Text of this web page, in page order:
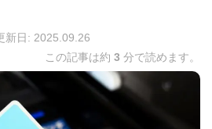
新日: 2025.09.26
この記事は約 3 分で読めます。